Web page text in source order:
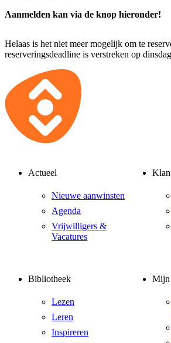
Aanmelden kan via de knop hieronder!
Helaas is het niet meer mogelijk om te
reserveringsdeadline is verstreken op
Actueel
Nieuwe aanwinsten
Agenda
Vrijwilligers &
Vacatures
Bibliotheek
Lezen
Leren
Inspireren
Mijn